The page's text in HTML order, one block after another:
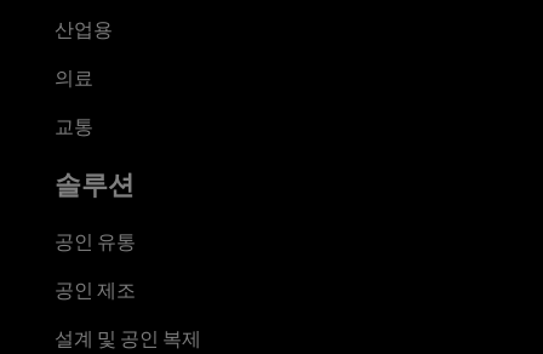
산업용
의료
교통
솔루션
공인 유통
공인 제조
설계 및 공인 복제